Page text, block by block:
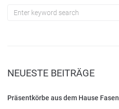
NEUESTE BEITRÄGE
Präsentkörbe aus dem Hause Fasen